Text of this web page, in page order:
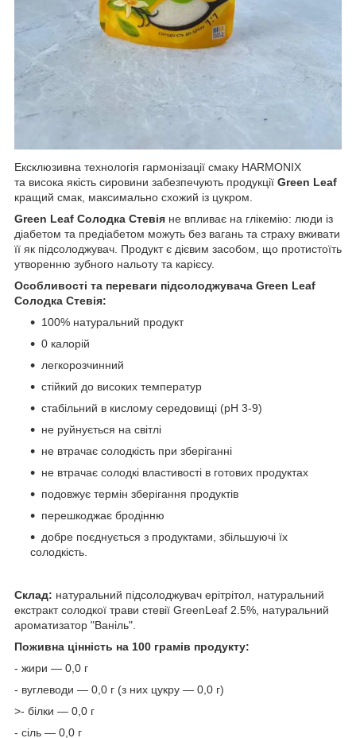
Ексклюзивна технологія гармонізації смаку HARMONIX
та висока якість сировини забезпечують продукції Green Leaf
кращий смак, максимально схожий із цукром.
Green Leaf Солодка Стевія не впливає на глікемію: люди із
діабетом та предіабетом можуть без вагань та страху вживати
її як підсолоджувач. Продукт є дієвим засобом, що протистоїть
утворенню зубного нальоту та карієсу.
Особливості та переваги підсолоджувача Green Leaf
Солодка Стевія:
100% натуральний продукт
0 калорій
легкорозчинний
стійкий до високих температур
стабільний в кислому середовищі (pH 3-9)
не руйнується на світлі
не втрачає солодкість при зберіганні
не втрачає солодкі властивості в готових продуктах
подовжує термін зберігання продуктів
перешкоджає бродінню
добре поєднується з продуктами, збільшуючі їх
солодкість.
Склад: натуральний підсолоджувач ерітрітол, натуральний
екстракт солодкої трави стевії GreenLeaf 2.5%, натуральний
ароматизатор "Ваніль".
Поживна цінність на 100 грамів продукту:
- жири — 0,0 г
- вуглеводи — 0,0 г (з них цукру — 0,0 г)
>- білки — 0,0 г
- сіль — 0,0 г